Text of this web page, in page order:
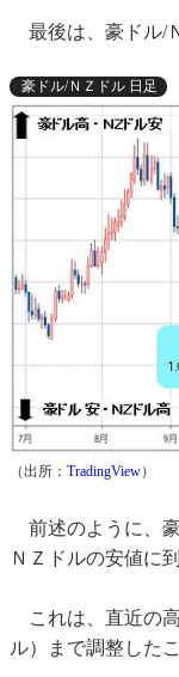
最後は、豪ドル/
豪ドル/ＮＺドル 日足
（出所： TradingView）
前述のように、豪
ＮＺドルの安値に到
これは、直近の高
ル）まで調整した